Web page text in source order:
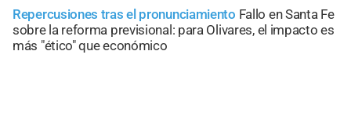
Repercusiones tras el pronunciamiento Fallo en Santa Fe
sobre la reforma previsional: para Olivares, el impacto es
más "ético" que económico